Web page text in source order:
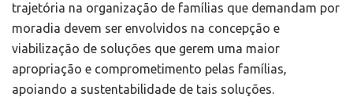
trajetória na organização de famílias que demandam por
moradia devem ser envolvidos na concepção e
viabilização de soluções que gerem uma maior
apropriação e comprometimento pelas famílias,
apoiando a sustentabilidade de tais soluções.